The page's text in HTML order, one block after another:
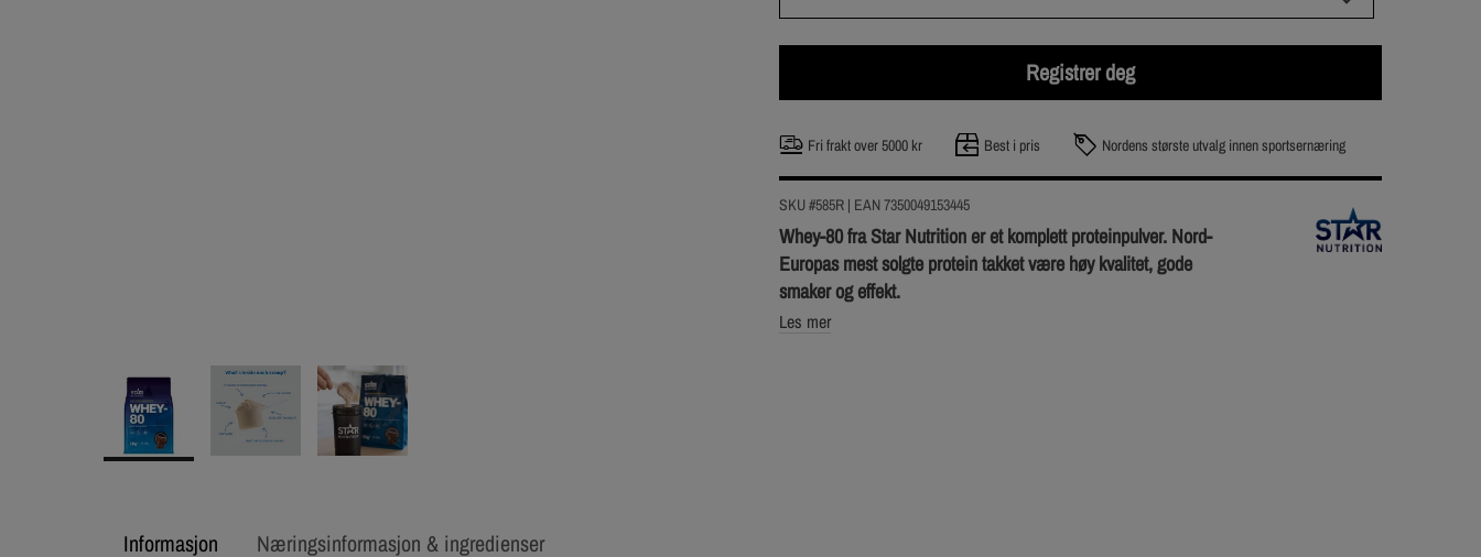
Registrer deg
Fri frakt over 5000 kr Best i pris Nordens største utvalg innen sportsernæring
SKU #585R | EAN7350049153445
Whey-80 fra Star Nutrition er et komplett proteinpulver. Nord-
Europas mest solgte protein takket være høy kvalitet, gode
smaker og effekt.
Les mer
Informasjon Næringsinformasjon & ingredienser